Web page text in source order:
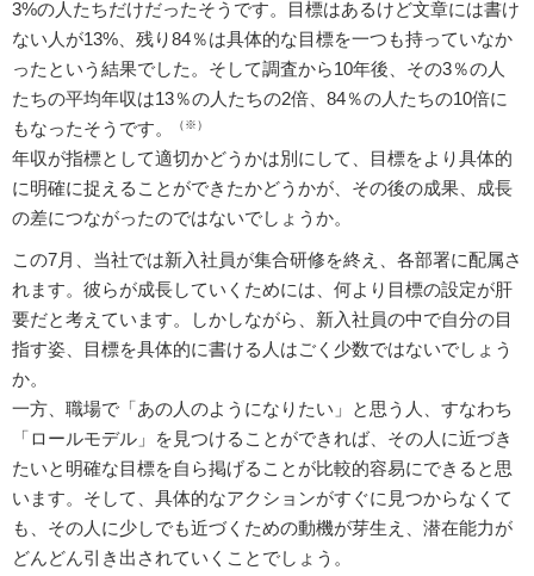
3%の人たちだけだったそうです。目標はあるけど文章には書け
ない人が13%、残り84％は具体的な目標を一つも持っていなか
ったという結果でした。そして調査から10年後、その3％の人
たちの平均年収は13％の人たちの2倍、84％の人たちの10倍に
もなったそうです。
（※）
年収が指標として適切かどうかは別にして、目標をより具体的
に明確に捉えることができたかどうかが、その後の成果、成長
の差につながったのではないでしょうか。
この7月、当社では新入社員が集合研修を終え、各部署に配属さ
れます。彼らが成長していくためには、何より目標の設定が肝
要だと考えています。しかしながら、新入社員の中で自分の目
指す姿、目標を具体的に書ける人はごく少数ではないでしょう
か。
一方、職場で「あの人のようになりたい」と思う人、すなわち
「ロールモデル」を見つけることができれば、その人に近づき
たいと明確な目標を自ら掲げることが比較的容易にできると思
います。そして、具体的なアクションがすぐに見つからなくて
も、その人に少しでも近づくための動機が芽生え、潜在能力が
どんどん引き出されていくことでしょう。